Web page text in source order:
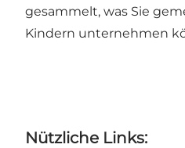
gesammelt, was Sie
Kindern unternehmen
Nützliche Links: